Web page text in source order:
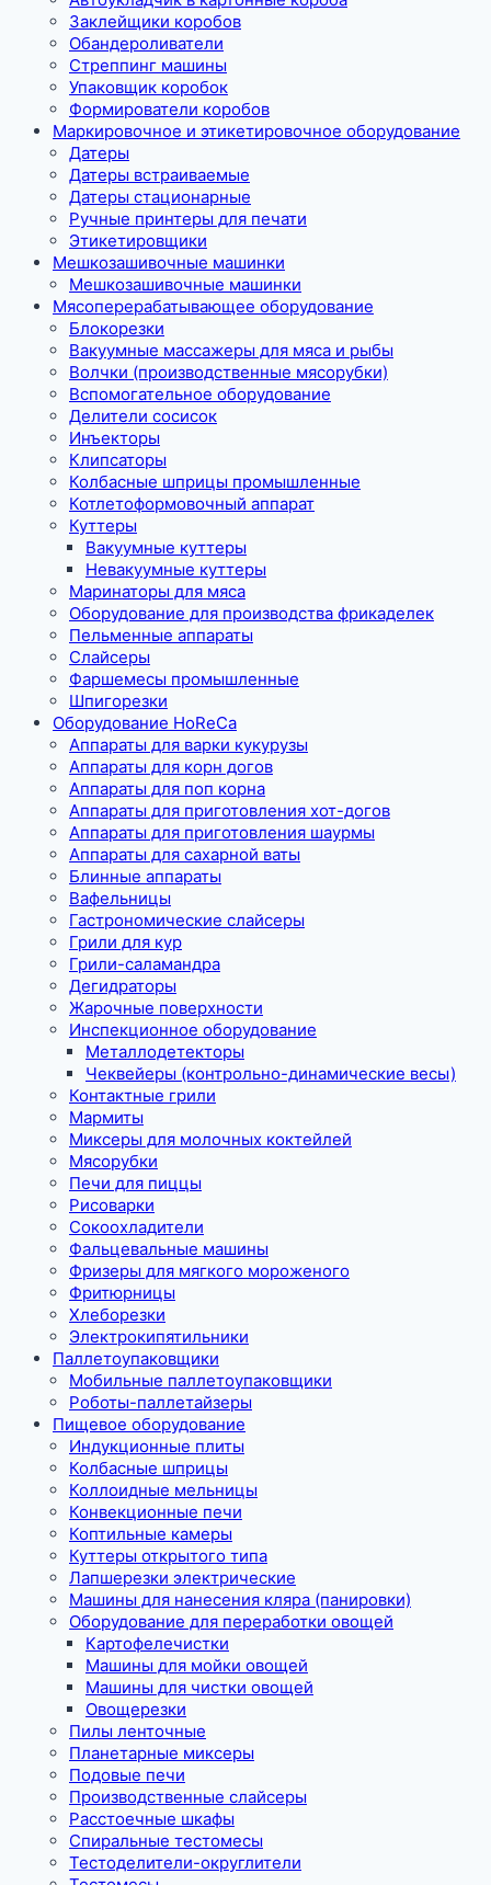
Заклейщики коробов
Обандероливатели
Стреппинг машины
Упаковщик коробок
Формирователи коробов
Маркировочное и этикетировочное оборудование
Датеры
Датеры встраиваемые
Датеры стационарные
Ручные принтеры для печати
Этикетировщики
Мешкозашивочные машинки
Мешкозашивочные машинки
Мясоперерабатывающее оборудование
Блокорезки
Вакуумные массажеры для мяса и рыбы
Волчки (производственные мясорубки)
Вспомогательное оборудование
Делители сосисок
Инъекторы
Клипсаторы
Колбасные шприцы промышленные
Котлетоформовочный аппарат
Куттеры
Вакуумные куттеры
Невакуумные куттеры
Маринаторы для мяса
Оборудование для производства фрикаделек
Пельменные аппараты
Слайсеры
Фаршемесы промышленные
Шпигорезки
Оборудование HoReCa
Аппараты для варки кукурузы
Аппараты для корн догов
Аппараты для поп корна
Аппараты для приготовления хот-догов
Аппараты для приготовления шаурмы
Аппараты для сахарной ваты
Блинные аппараты
Вафельницы
Гастрономические слайсеры
Грили для кур
Грили-саламандра
Дегидраторы
Жарочные поверхности
Инспекционное оборудование
Металлодетекторы
Чеквейеры (контрольно-динамические весы)
Контактные грили
Мармиты
Миксеры для молочных коктейлей
Мясорубки
Печи для пиццы
Рисоварки
Сокоохладители
Фальцевальные машины
Фризеры для мягкого мороженого
Фритюрницы
Хлеборезки
Электрокипятильники
Паллетоупаковщики
Мобильные паллетоупаковщики
Роботы-паллетайзеры
Пищевое оборудование
Индукционные плиты
Колбасные шприцы
Коллоидные мельницы
Конвекционные печи
Коптильные камеры
Куттеры открытого типа
Лапшерезки электрические
Машины для нанесения кляра (панировки)
Оборудование для переработки овощей
Картофелечистки
Машины для мойки овощей
Машины для чистки овощей
Овощерезки
Пилы ленточные
Планетарные миксеры
Подовые печи
Производственные слайсеры
Расстоечные шкафы
Спиральные тестомесы
Тестоделители-округлители